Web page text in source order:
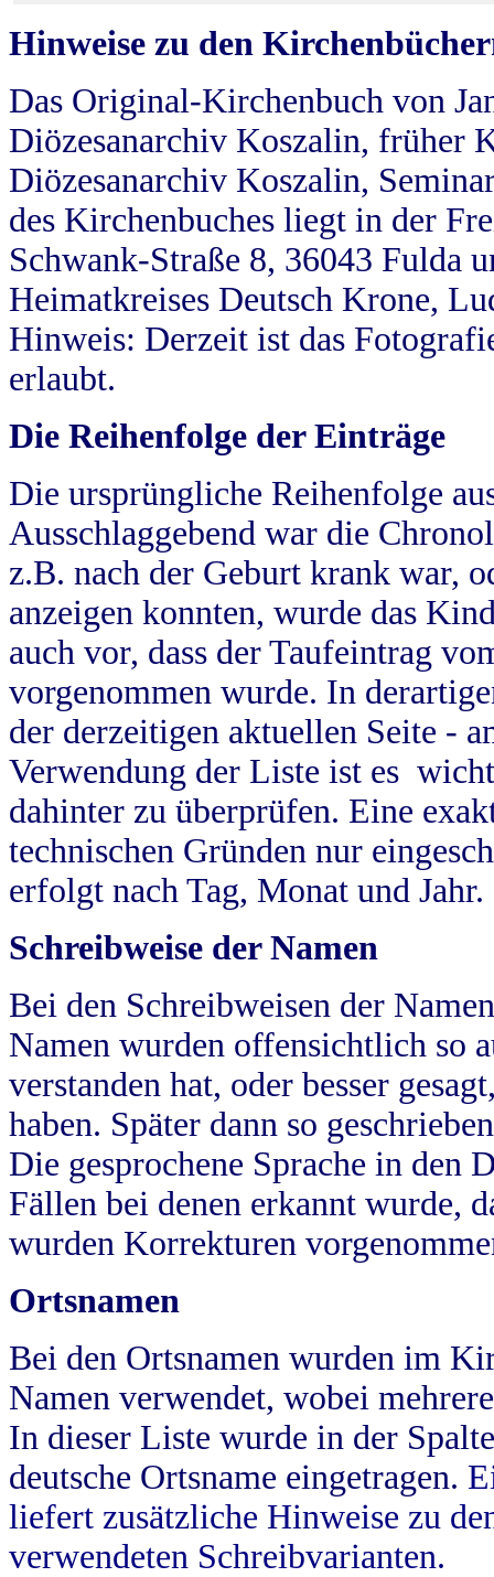
Hinweise zu den
Das Original-Kirchenbuch von
Diözesanarchiv Koszalin, früher
Diözesanarchiv Koszalin,
des Kirchenbuches liegt in der
Schwank-Straße 8, 36043 Fulda
Heimatkreises Deutsch Krone,
Hinweis: Derzeit ist das
erlaubt.
Die Reihenfolge der Einträge
Die ursprüngliche Reihenfolge
Ausschlaggebend war die
z.B. nach der Geburt krank war,
anzeigen konnten, wurde das
auch vor, dass der Taufeintrag
vorgenommen wurde. In
der derzeitigen aktuellen Seite -
Verwendung der Liste ist es
dahinter zu überprüfen. Eine
technischen Gründen nur
erfolgt nach Tag, Monat und Jahr.
Schreibweise der Namen
Bei den Schreibweisen der
Namen wurden offensichtlich so
verstanden hat, oder besser
haben. Später dann so
Die gesprochene Sprache in
Fällen bei denen erkannt wurde,
wurden Korrekturen
Ortsnamen
Bei den Ortsnamen wurden im
Namen verwendet, wobei
In dieser Liste wurde in der
deutsche Ortsname eingetragen.
liefert zusätzliche Hinweise zu
verwendeten Schreibvarianten.